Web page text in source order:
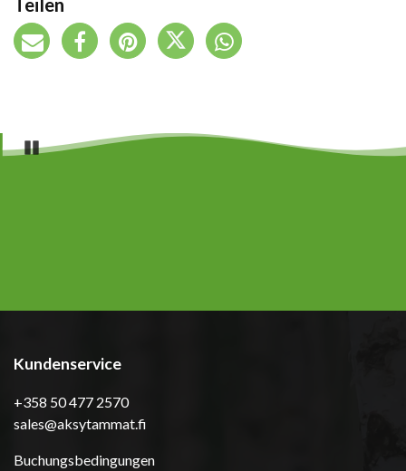
Pause
Kundenservice
+358 50 477 2570
sales@aksytammat.fi
Buchungsbedingungen